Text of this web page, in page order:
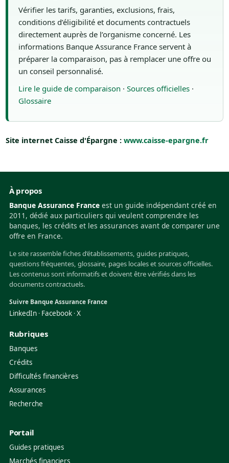
Vérifier les tarifs, garanties, exclusions, frais,
conditions d’éligibilité et documents contractuels
directement auprès de l’organisme concerné. Les
informations Banque Assurance France servent à
préparer la comparaison, pas à remplacer une offre ou
un conseil personnalisé.
Lire le guide de comparaison · Sources officielles·
Glossaire
Site internet Caisse d'Épargne : www.caisse-epargne.fr
À propos
Banque Assurance France est un guide indépendant créé en
2011, dédié aux particuliers qui veulent comprendre les
banques, les crédits et les assurances avant de comparer une
offre en France.
Le site rassemble fiches d’établissements, guides pratiques,
questions fréquentes, glossaire, pages locales et sources officielles.
Les contenus sont informatifs et doivent être vérifiés dans les
documents contractuels.
Suivre Banque Assurance France
LinkedIn · Facebook ·X
Rubriques
Banques
Crédits
Difficultés financières
Assurances
Recherche
Portail
Guides pratiques
Marchés financiers